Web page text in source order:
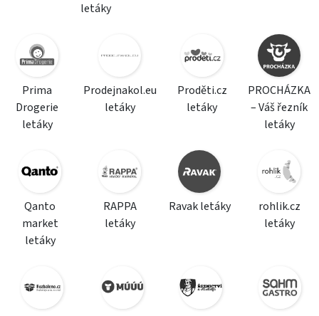
letáky
Prima
Drogerie
letáky
Prodejnakol.eu
letáky
Proděti.cz
letáky
PROCHÁZKA
– Váš řezník
letáky
Qanto
market
letáky
RAPPA
letáky
Ravak letáky
rohlik.cz
letáky